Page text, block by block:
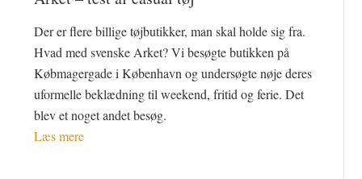
Der er flere billige tøjbutikker, man skal holde sig fra.
Hvad med svenske Arket? Vi besøgte butikken på
Købmagergade i København og undersøgte nøje deres
uformelle beklædning til weekend, fritid og ferie. Det
blev et noget andet besøg.
Læs mere